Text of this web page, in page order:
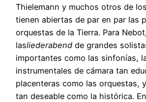
Thielemann y muchos otros de
tienen abiertas de par en par las
orquestas de la Tierra. Para
lasliederabend de grandes
importantes como las sinfonías,
instrumentales de cámara tan
placenteras como las orquestas,
tan deseable como la histórica.